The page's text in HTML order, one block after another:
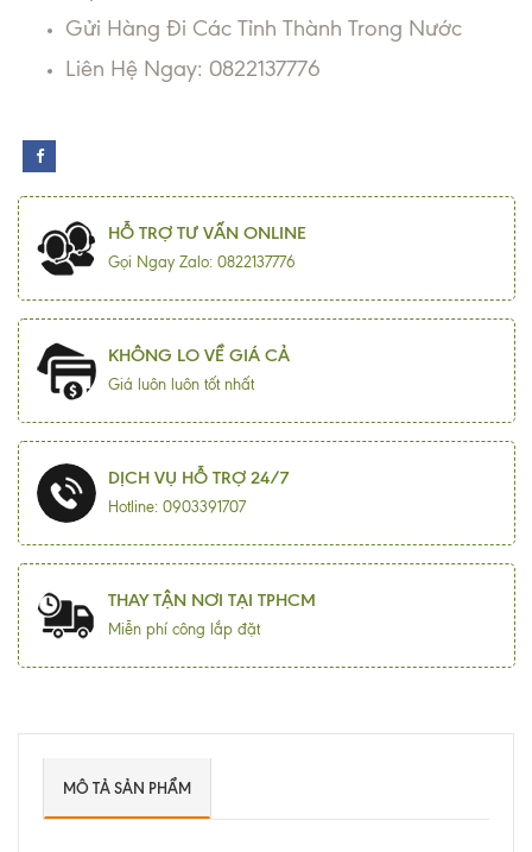
Gửi Hàng Đi Các Tỉnh Thành Trong Nước
Liên Hệ Ngay: 0822137776
HỖ TRỢ TƯ VẤN ONLINE
Gọi Ngay Zalo: 0822137776
KHÔNG LO VỀ GIÁ CẢ
Giá luôn luôn tốt nhất
DỊCH VỤ HỖ TRỢ 24/7
Hotline: 0903391707
THAY TẬN NƠI TẠI TPHCM
Miễn phí công lắp đặt
MÔ TẢ SẢN PHẨM